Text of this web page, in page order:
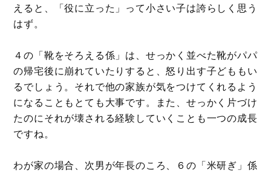
えると、「役に立った」って小さい子は誇らしく思う
はず。
４の「靴をそろえる係」は、せっかく並べた靴がパパ
の帰宅後に崩れていたりすると、怒り出す子どももい
るでしょう。それで他の家族が気をつけてくれるよう
になることもとても大事です。また、せっかく片づけ
たのにそれが壊される経験していくことも一つの成長
ですね。
わが家の場合、次男が年長のころ、６の「米研ぎ」係